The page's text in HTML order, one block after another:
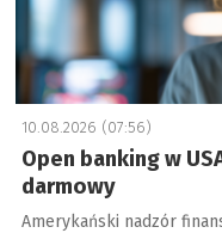
10.08.2026 (07:56)
Open banking w
darmowy
Amerykański nadzór